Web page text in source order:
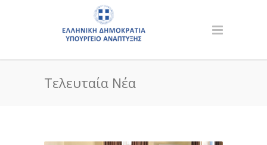
Τελευταία Νέα